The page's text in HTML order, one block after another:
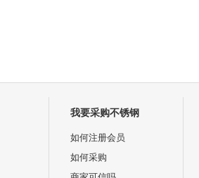
我要采购不锈钢
如何注册会员
如何采购